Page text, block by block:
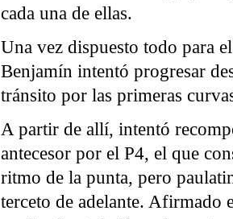
cada una de ellas.
Una vez dispuesto todo para
Benjamín intentó progresar
tránsito por las primeras
A partir de allí, intentó
antecesor por el P4, el que
ritmo de la punta, pero
terceto de adelante. Afirmado